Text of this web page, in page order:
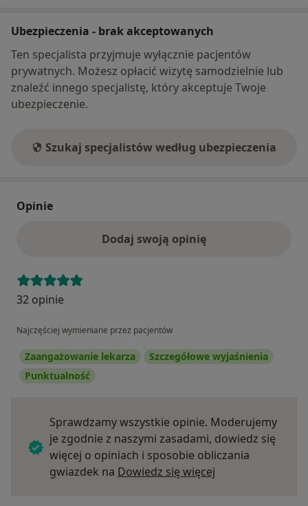
Ubezpieczenia - brak akceptowanych
Ten specjalista przyjmuje wyłącznie pacjentów
prywatnych. Możesz opłacić wizytę samodzielnie lub
znaleźć innego specjalistę, który akceptuje Twoje
ubezpieczenie.
Szukaj specjalistów według ubezpieczenia
Opinie
Dodaj swoją opinię
32 opinie
Najczęściej wymieniane przez pacjentów
Zaangażowanie lekarza
Szczegółowe wyjaśnienia
Punktualność
Sprawdzamy wszystkie opinie. Moderujemy
je zgodnie z naszymi zasadami, dowiedz się
więcej o opiniach i sposobie obliczania
gwiazdek na Dowiedz się więcej